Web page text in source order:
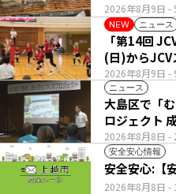
2026年8月9日 -
NEW ニュース
2026年8月9日 -
「第14回
(日)からJCV
ニュース
2026年8月8日 -
大島区で「
ロジェクト
安全安心情報
2026年8月8日 -
安全安心:【